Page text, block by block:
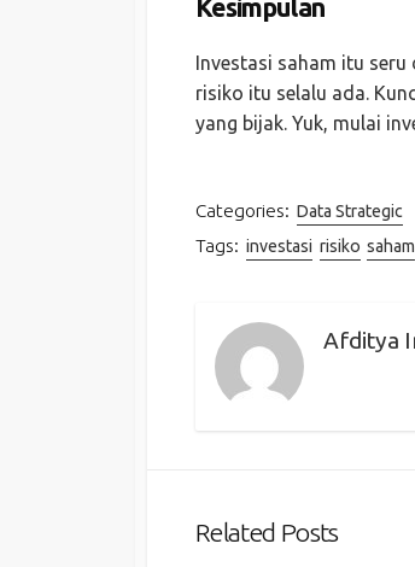
Kesimpulan
Investasi saham itu seru
risiko itu selalu ada.
yang bijak. Yuk, mulai
Categories: Data Strategic
Tags: investasi risiko saham
Afditya
Related Posts